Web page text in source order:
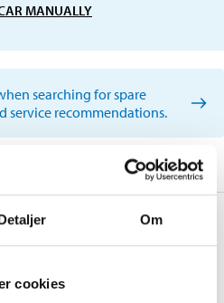
Om
cookies
MANUALLY
searching for spare
service recommendations.